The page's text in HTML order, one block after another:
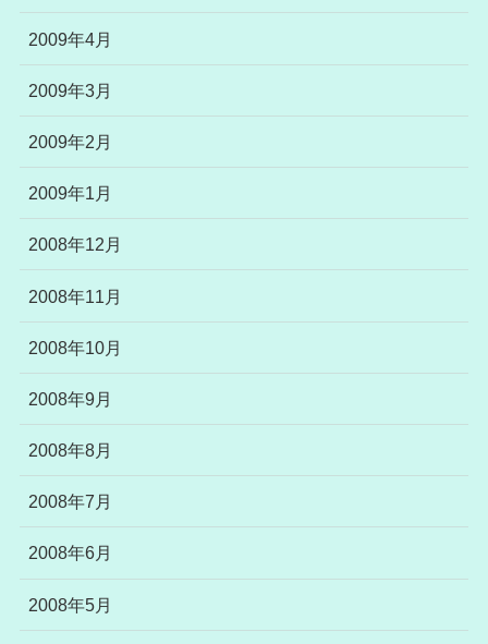
2009年4月
2009年3月
2009年2月
2009年1月
2008年12月
2008年11月
2008年10月
2008年9月
2008年8月
2008年7月
2008年6月
2008年5月